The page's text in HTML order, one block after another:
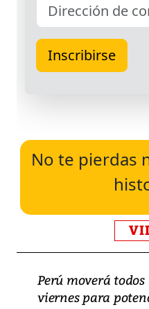
No te pierdas
Perú moverá
viernes para